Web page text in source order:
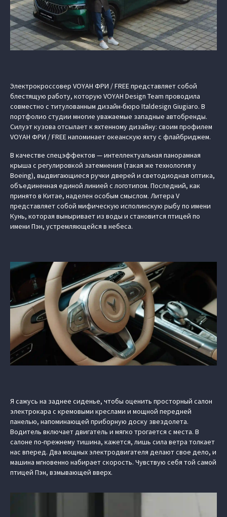
Электрокроссовер VOYAH ФРИ / FREE представляет собой
блестящую работу, которую VOYAH Design Team проводила
совместно с титулованным дизайн-бюро Italdesign Giugiaro. В
портфолио студии многие уважаемые западные автобренды.
Силуэт кузова отсылает к яхтенному дизайну: своим профилем
VOYAH ФРИ / FREE напоминает океанскую яхту с флайбриджем.
В качестве спецэффектов — интеллектуальная панорамная
крыша с регулировкой затемнения (такая же технология у
Boeing), выдвигающиеся ручки дверей и светодиодная оптика,
объединенная единой линией с логотипом. Последний, как
принято в Китае, наделен особым смыслом. Литера V
представляет собой мифическую исполинскую рыбу по имени
Кунь, которая выныривает из воды и становится птицей по
имени Пэн, устремляющейся в небеса.
Я сажусь на заднее сиденье, чтобы оценить просторный салон
электрокара с кремовыми креслами и мощной передней
панелью, напоминающей приборную доску звездолета.
Водитель включает двигатель и мягко трогается с места. В
салоне по-прежнему тишина, кажется, лишь сила ветра толкает
нас вперед. Два мощных электродвигателя делают свое дело, и
машина мгновенно набирает скорость. Чувствую себя той самой
птицей Пэн, взмывающей вверх.